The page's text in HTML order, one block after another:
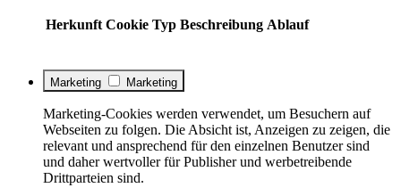
Herkunft Cookie Typ Beschreibung Ablauf
Marketing Marketing
Marketing-Cookies werden verwendet, um Besuchern auf
Webseiten zu folgen. Die Absicht ist, Anzeigen zu zeigen, die
relevant und ansprechend für den einzelnen Benutzer sind
und daher wertvoller für Publisher und werbetreibende
Drittparteien sind.